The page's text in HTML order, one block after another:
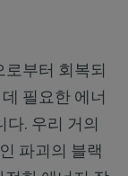
로부터 회복되
필요한 에너
다. 우리 거의
파괴의 블랙